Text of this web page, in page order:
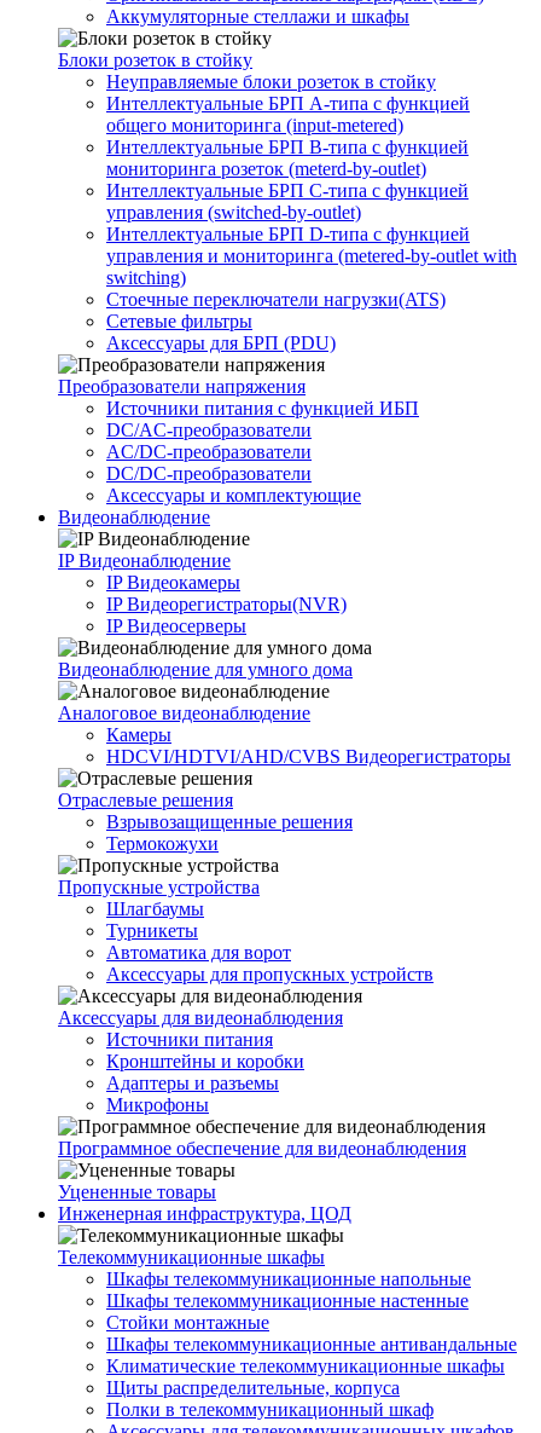
Аккумуляторные стеллажи и шкафы
Блоки розеток в стойку
Неуправляемые блоки розеток в стойку
Интеллектуальные БРП А-типа с функцией
общего мониторинга (input-metered)
Интеллектуальные БРП B-типа с функцией
мониторинга розеток (meterd-by-outlet)
Интеллектуальные БРП C-типа с функцией
управления (switched-by-outlet)
Интеллектуальные БРП D-типа с функцией
управления и мониторинга (metered-by-outlet with
switching)
Стоечные переключатели нагрузки(ATS)
Сетевые фильтры
Аксессуары для БРП (PDU)
Преобразователи напряжения
Источники питания c функцией ИБП
DC/AC-преобразователи
AC/DC-преобразователи
DC/DC-преобразователи
Аксессуары и комплектующие
Видеонаблюдение
IP Видеонаблюдение
IP Видеокамеры
IP Видеорегистраторы(NVR)
IP Видеосерверы
Видеонаблюдение для умного дома
Аналоговое видеонаблюдение
Камеры
HDCVI/HDTVI/AHD/CVBS Видеорегистраторы
Отраслевые решения
Взрывозащищенные решения
Термокожухи
Пропускные устройства
Шлагбаумы
Турникеты
Автоматика для ворот
Аксессуары для пропускных устройств
Аксессуары для видеонаблюдения
Источники питания
Кронштейны и коробки
Адаптеры и разъемы
Микрофоны
Программное обеспечение для видеонаблюдения
Уцененные товары
Инженерная инфраструктура, ЦОД
Телекоммуникационные шкафы
Шкафы телекоммуникационные напольные
Шкафы телекоммуникационные настенные
Стойки монтажные
Шкафы телекоммуникационные антивандальные
Климатические телекоммуникационные шкафы
Щиты распределительные, корпуса
Полки в телекоммуникационный шкаф